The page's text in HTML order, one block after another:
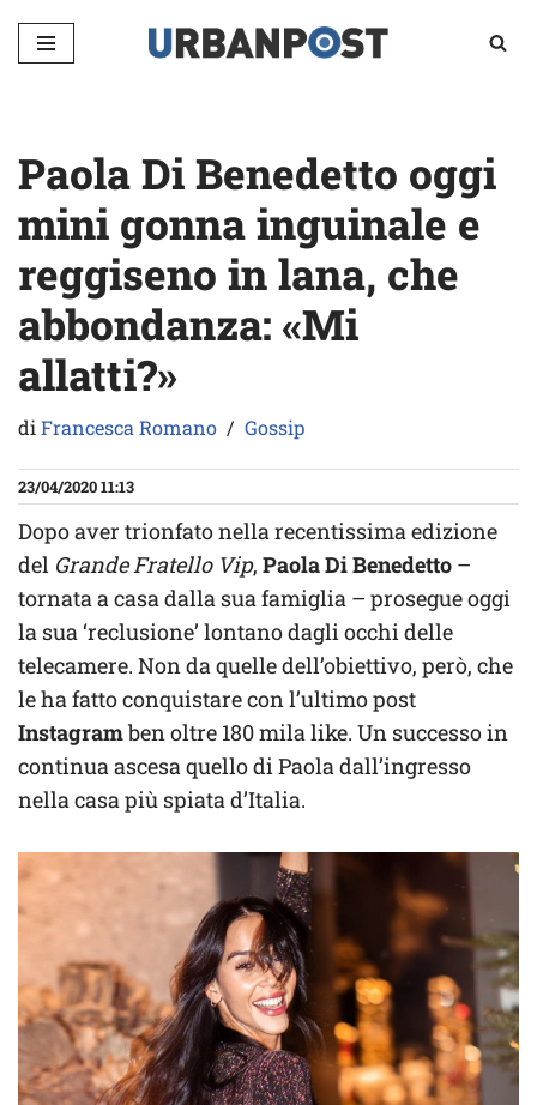
Vai
Paola Di Benedetto oggi
mini gonna inguinale e
reggiseno in lana, che
abbondanza: «Mi
allatti?»
diFrancesca Romano Gossip
23/04/2020 11:13
Dopo aver trionfato nella recentissima edizione
del Grande Fratello Vip, Paola Di Benedetto –
tornata a casa dalla sua famiglia – prosegue oggi
la sua ‘reclusione’ lontano dagli occhi delle
telecamere. Non da quelle dell’obiettivo, però, che
le ha fatto conquistare con l’ultimo post
Instagramben oltre 180 mila like. Un successo in
continua ascesa quello di Paola dall’ingresso
nella casa più spiata d’Italia.